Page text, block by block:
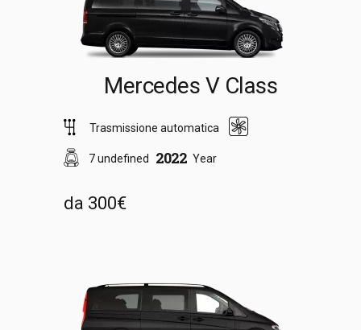
Mercedes V Class
Trasmissione automatica
7 undefined 2022 Year
da 300€